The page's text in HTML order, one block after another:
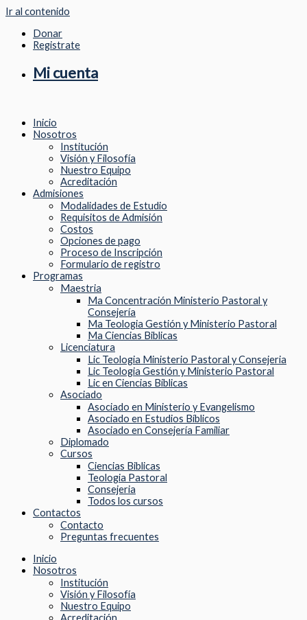
Ir al contenido
Donar
Registrate
Mi cuenta
Inicio
Nosotros
Institución
Visión y Filosofía
Nuestro Equipo
Acreditación
Admisiones
Modalidades de Estudio
Requisitos de Admisión
Costos
Opciones de pago
Proceso de Inscripción
Formulario de registro
Programas
Maestria
Ma Concentración Ministerio Pastoral y
Consejería
Ma Teologia Gestión y Ministerio Pastoral
Ma Ciencias Biblicas
Licenciatura
Lic Teologia Ministerio Pastoral y Consejeria
Lic Teologia Gestión y Ministerio Pastoral
Lic en Ciencias Bíblicas
Asociado
Asociado en Ministerio y Evangelismo
Asociado en Estudios Bíblicos
Asociado en Consejería Familiar
Diplomado
Cursos
Ciencias Biblicas
Teologia Pastoral
Consejeria
Todos los cursos
Contactos
Contacto
Preguntas frecuentes
Inicio
Nosotros
Institución
Visión y Filosofía
Nuestro Equipo
Acreditación